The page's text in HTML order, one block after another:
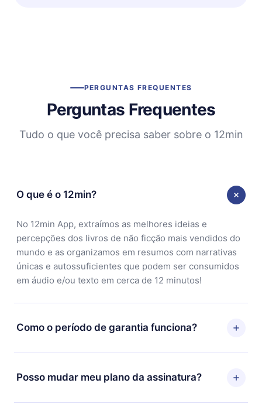
PERGUNTAS FREQUENTES
Perguntas Frequentes
Tudo o que você precisa saber sobre o 12min
O que é o 12min?
No 12min App, extraímos as melhores ideias e
percepções dos livros de não ficção mais vendidos do
mundo e as organizamos em resumos com narrativas
únicas e autossuficientes que podem ser consumidos
em áudio e/ou texto em cerca de 12 minutos!
Como o período de garantia funciona?
Você pode baixar nosso aplicativo e começar a
aproveitar nossa biblioteca. Se por algum motivo não
ficar satisfeito com nossa plataforma, basta entrar em
Posso mudar meu plano da assinatura?